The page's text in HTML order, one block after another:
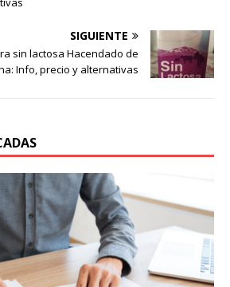
SIGUIENTE
sin lactosa Hacendado de
Info, precio y alternativas